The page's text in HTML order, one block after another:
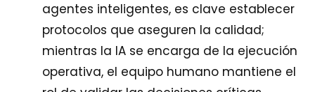
agentes inteligentes, es clave establecer
protocolos que aseguren la calidad;
mientras la IA se encarga de la ejecución
operativa, el equipo humano mantiene el